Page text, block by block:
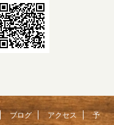
ブログ アクセス
予